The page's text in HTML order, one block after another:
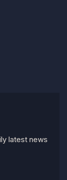
latest news